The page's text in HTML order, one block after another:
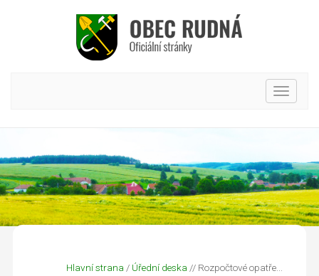
Hlavní
Hlavní strana / Úřední deska // Rozpočtové opatře...